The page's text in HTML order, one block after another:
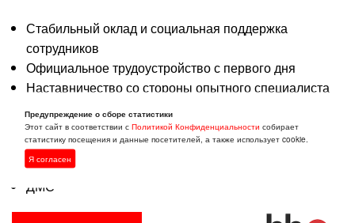
Стабильный оклад и социальная поддержка
сотрудников
Официальное трудоустройство с первого дня
Наставничество со стороны опытного специалиста
профессионального развития
Работа в перспективной, динамичной компании
Корпоративное обучение
ДМС
Предупреждение о сборе статистики
Этот сайт в соответствии сПолитикой Конфиденциальности собирает
статистику посещения и данные посетителей, а также использует cookie.
Я согласен